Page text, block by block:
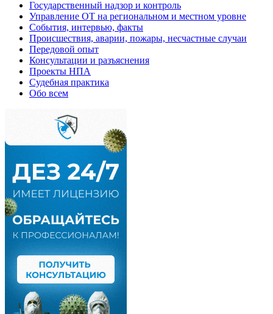
Государственный надзор и контроль
Управление ОТ на региональном и местном уровне
События, интервью, факты
Происшествия, аварии, пожары, несчастные случаи
Передовой опыт
Консультации и разъяснения
Проекты НПА
Судебная практика
Обо всем